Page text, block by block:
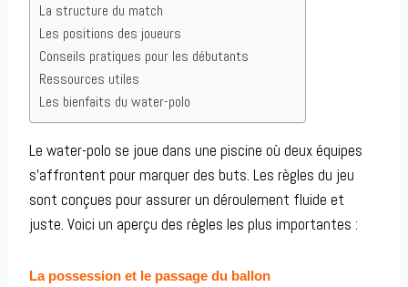
La structure du match
Les positions des joueurs
Conseils pratiques pour les débutants
Ressources utiles
Les bienfaits du water-polo
Le water-polo se joue dans une piscine où deux équipes
s’affrontent pour marquer des buts. Les règles du jeu
sont conçues pour assurer un déroulement fluide et
juste. Voici un aperçu des règles les plus importantes :
La possession et le passage du ballon